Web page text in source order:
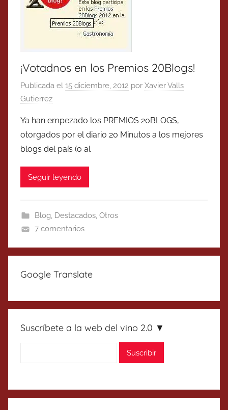
¡Votadnos en los Premios 20Blogs!
Publicada el 15 diciembre, 2012 por Xavier Valls
Gutierrez
Ya han empezado los PREMIOS 20BLOGS,
otorgados por el diario 20 Minutos a los mejores
blogs del país (o al
Seguir leyendo
Blog, Destacados, Otros
7 comentarios
Google Translate
Suscríbete a la web del vino 2.0 ▼